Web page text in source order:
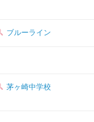
ブルーライン
茅ヶ崎中学校